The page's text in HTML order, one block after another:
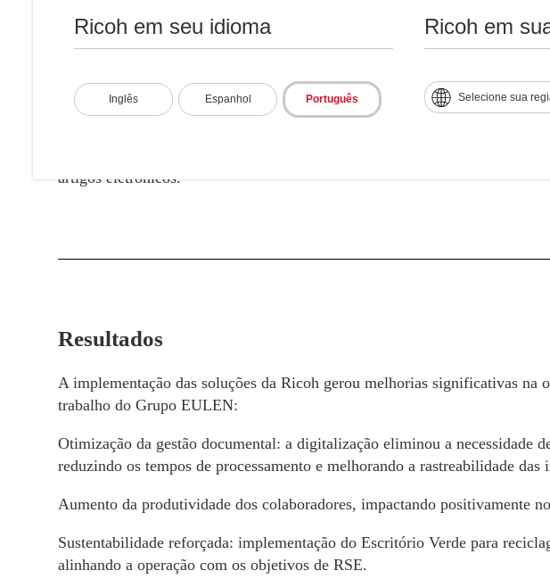
Ricoh em seu idioma
Inglês Espanhol Português
Ricoh em
Selecione sua
Em resposta aos desafios de infraestrutura de TI, aumentou a eficiência
, que incluiu
fornecimento de equipamentos de informática e um único ponto de contato
escalável às necessidades da área de tecnologia.
A iniciativa também incluiu o programa Escritório Sustentável, com ações
artigos eletrônicos.
Resultados
A implementação das soluções da Ricoh gerou melhorias significativas na
trabalho do Grupo EULEN:
Otimização da gestão documental: a digitalização eliminou a necessidade
reduzindo os tempos de processamento e melhorando a rastreabilidade das
Aumento da produtividade dos colaboradores, impactando positivamente
Sustentabilidade reforçada: implementação do Escritório Verde para
alinhando a operação com os objetivos de RSE.